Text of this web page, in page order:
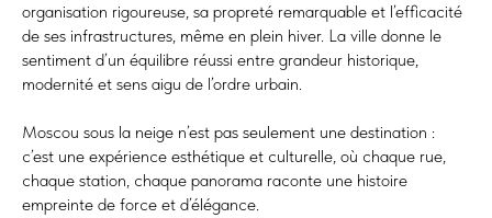
organisation rigoureuse, sa propreté remarquable et l’efficacité
de ses infrastructures, même en plein hiver. La ville donne le
sentiment d’un équilibre réussi entre grandeur historique,
modernité et sens aigu de l’ordre urbain.
Moscou sous la neige n’est pas seulement une destination :
c’est une expérience esthétique et culturelle, où chaque rue,
chaque station, chaque panorama raconte une histoire
empreinte de force et d’élégance.